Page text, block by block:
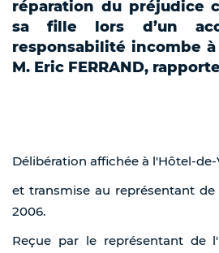
réparation du préjudice
sa fille lors d’un
responsabilité incombe
M. Eric FERRAND,
Délibération affichée à l'Hôtel-
et transmise au représentant
2006.
Reçue par le représentant de